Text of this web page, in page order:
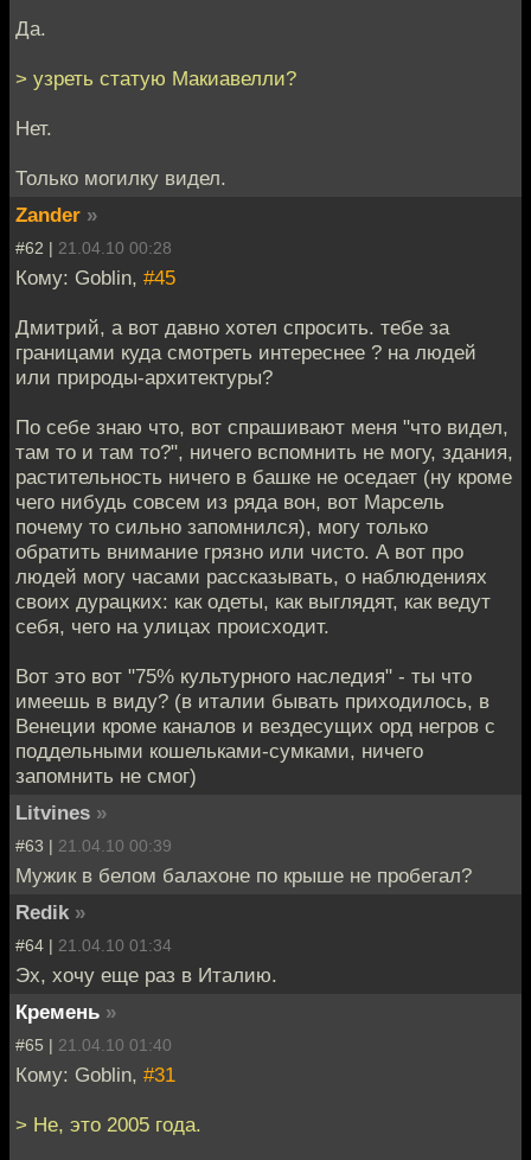
Да.
> узреть статую Макиавелли?
Нет.
Только могилку видел.
Zander »
#62 | 21.04.10 00:28
Кому: Goblin, #45
Дмитрий, а вот давно хотел спросить. тебе за
границами куда смотреть интереснее ? на людей
или природы-архитектуры?
По себе знаю что, вот спрашивают меня "что видел,
там то и там то?", ничего вспомнить не могу, здания,
растительность ничего в башке не оседает (ну кроме
чего нибудь совсем из ряда вон, вот Марсель
почему то сильно запомнился), могу только
обратить внимание грязно или чисто. А вот про
людей могу часами рассказывать, о наблюдениях
своих дурацких: как одеты, как выглядят, как ведут
себя, чего на улицах происходит.
Вот это вот "75% культурного наследия" - ты что
имеешь в виду? (в италии бывать приходилось, в
Венеции кроме каналов и вездесущих орд негров с
поддельными кошельками-сумками, ничего
запомнить не смог)
Litvines »
#63 | 21.04.10 00:39
Мужик в белом балахоне по крыше не пробегал?
Redik »
#64 | 21.04.10 01:34
Эх, хочу еще раз в Италию.
Кремень »
#65 | 21.04.10 01:40
Кому: Goblin, #31
> Не, это 2005 года.